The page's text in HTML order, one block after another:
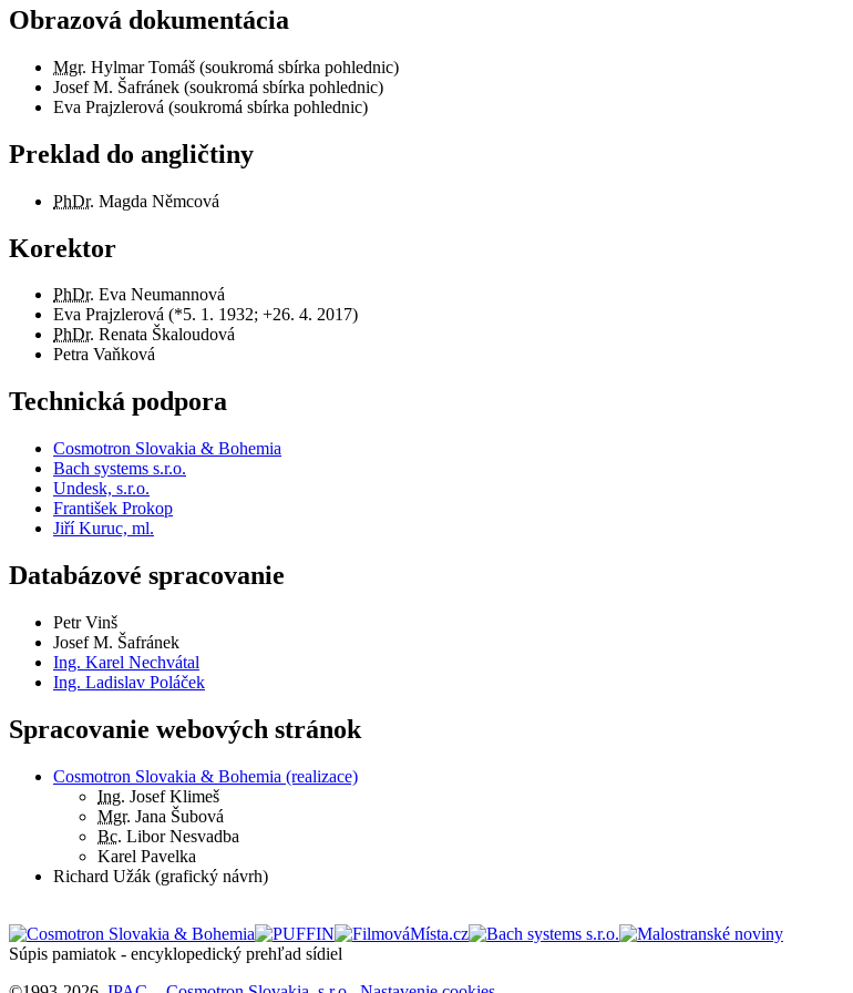
Obrazová dokumentácia
Mgr. Hylmar Tomáš (soukromá sbírka pohlednic)
Josef M. Šafránek (soukromá sbírka pohlednic)
Eva Prajzlerová (soukromá sbírka pohlednic)
Preklad do angličtiny
PhDr. Magda Němcová
Korektor
PhDr. Eva Neumannová
Eva Prajzlerová (*5. 1. 1932; +26. 4. 2017)
PhDr. Renata Škaloudová
Petra Vaňková
Technická podpora
Cosmotron Slovakia & Bohemia
Bach systems s.r.o.
Undesk, s.r.o.
František Prokop
Jiří Kuruc, ml.
Databázové spracovanie
Petr Vinš
Josef M. Šafránek
Ing. Karel Nechvátal
Ing. Ladislav Poláček
Spracovanie webových stránok
Cosmotron Slovakia & Bohemia (realizace)
Ing. Josef Klimeš
Mgr. Jana Šubová
Bc. Libor Nesvadba
Karel Pavelka
Richard Užák (grafický návrh)
Súpis pamiatok - encyklopedický prehľad sídiel